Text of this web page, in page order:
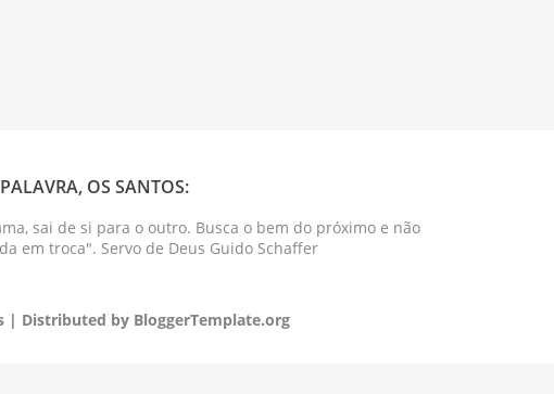
OS SANTOS:
sai de si para o outro. Busca o bem do próximo e não
em troca". Servo de Deus Guido Schaffer
| Distributed by BloggerTemplate.org